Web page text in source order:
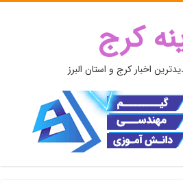
کرج
اخبار کرج و استان البرز